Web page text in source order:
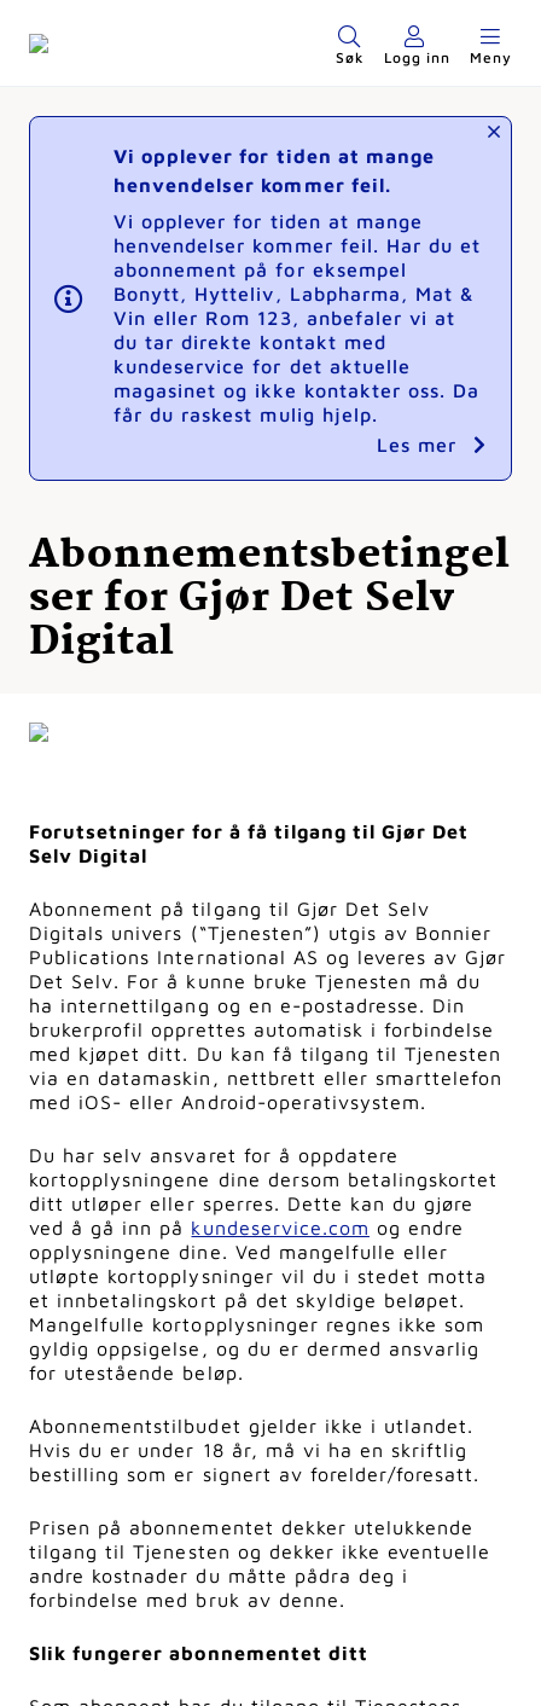
Søk Logg inn Meny
Vi opplever for tiden at mange
henvendelser kommer feil.
Vi opplever for tiden at mange
henvendelser kommer feil. Har du et
abonnement på for eksempel
Bonytt, Hytteliv, Labpharma, Mat &
Vin eller Rom 123, anbefaler vi at
du tar direkte kontakt med
kundeservice for det aktuelle
magasinet og ikke kontakter oss. Da
får du raskest mulig hjelp.
Les mer
Abonnementsbetingel
ser for Gjør Det Selv
Digital
Forutsetninger for å få tilgang til Gjør Det
Selv Digital
Abonnement på tilgang til Gjør Det Selv
Digitals univers (“Tjenesten”) utgis av Bonnier
Publications International AS og leveres av Gjør
Det Selv. For å kunne bruke Tjenesten må du
ha internettilgang og en e-postadresse. Din
brukerprofil opprettes automatisk i forbindelse
med kjøpet ditt. Du kan få tilgang til Tjenesten
via en datamaskin, nettbrett eller smarttelefon
med iOS- eller Android-operativsystem.
Du har selv ansvaret for å oppdatere
kortopplysningene dine dersom betalingskortet
ditt utløper eller sperres. Dette kan du gjøre
ved å gå inn på kundeservice.com og endre
opplysningene dine. Ved mangelfulle eller
utløpte kortopplysninger vil du i stedet motta
et innbetalingskort på det skyldige beløpet.
Mangelfulle kortopplysninger regnes ikke som
gyldig oppsigelse, og du er dermed ansvarlig
for utestående beløp.
Abonnementstilbudet gjelder ikke i utlandet.
Hvis du er under 18 år, må vi ha en skriftlig
bestilling som er signert av forelder/foresatt.
Prisen på abonnementet dekker utelukkende
tilgang til Tjenesten og dekker ikke eventuelle
andre kostnader du måtte pådra deg i
forbindelse med bruk av denne.
Slik fungerer abonnementet ditt